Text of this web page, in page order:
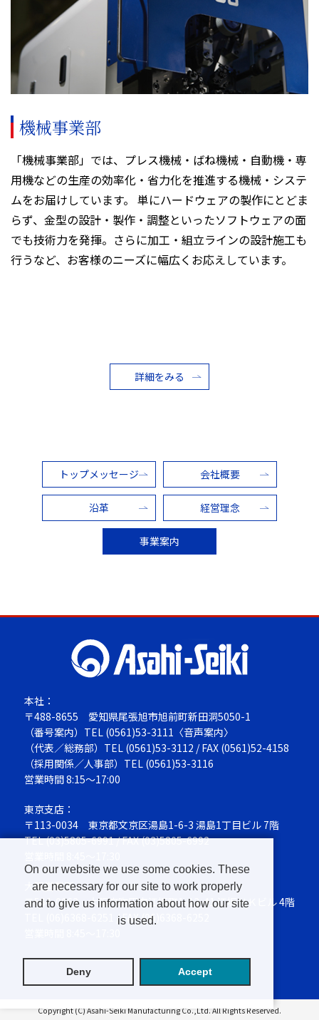
機械事業部
「機械事業部」では、プレス機械・ばね機械・自動機・専
用機などの生産の効率化・省力化を推進する機械・システ
ムをお届けしています。 単にハードウェアの製作にとどま
らず、金型の設計・製作・調整といったソフトウェアの面
でも技術力を発揮。さらに加工・組立ラインの設計施工も
行うなど、お客様のニーズに幅広くお応えしています。
詳細をみる
トップメッセージ 会社概要
沿革 経営理念
事業案内
本社：
〒488-8655 愛知県尾張旭市旭前町新田洞5050-1
（番号案内）TEL (0561)53-3111 〈音声案内〉
（代表／総務部）TEL (0561)53-3112 / FAX (0561)52-4158
（採用関係／人事部）TEL (0561)53-3116
営業時間 8:15～17:00
東京支店：
〒113-0034 東京都文京区湯島1-6-3 湯島1丁目ビル 7階
TEL(03)5805-6991/ FAX (03)5805-6992
大阪営業所：
〒564-0063大阪府吹田市江坂町1-13-41 江坂ＮＫビル 4階
/ FAX (06)6368-6252
Copyright (C) Asahi-Seiki Manufacturing Co.,Ltd. All Rights Reserved.
On our website we use some cookies. These
are necessary for our site to work properly
and to give us information about how our site
is used.
Deny Accept